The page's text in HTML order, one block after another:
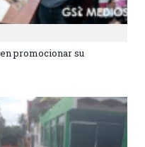
promocionar su